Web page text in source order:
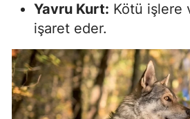
Yavru Kurt: Kötü işlere
işaret eder.